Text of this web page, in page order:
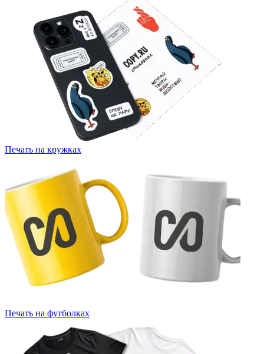
Печать на кружках
Печать на футболках